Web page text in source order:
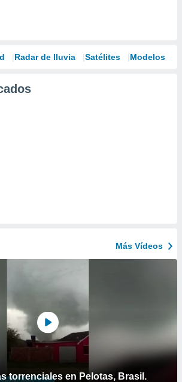
Radar de lluvia Satélites Modelos
Más Vídeos
torrenciales en Pelotas, Brasil.